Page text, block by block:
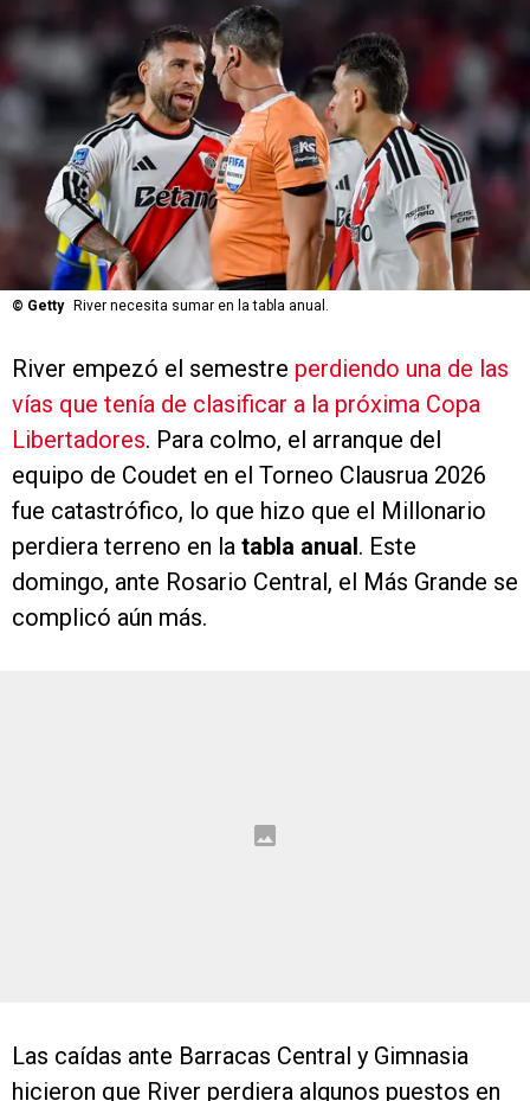
© Getty River necesita sumar en la tabla anual.
River empezó el semestre perdiendo una de las
vías que tenía de clasificar a la próxima Copa
Libertadores. Para colmo, el arranque del
equipo de Coudet en el Torneo Clausrua 2026
fue catastrófico, lo que hizo que el Millonario
perdiera terreno en la tabla anual. Este
domingo, ante Rosario Central, el Más Grande se
complicó aún más.
Las caídas ante Barracas Central y Gimnasia
hicieron que River perdiera algunos puestos en